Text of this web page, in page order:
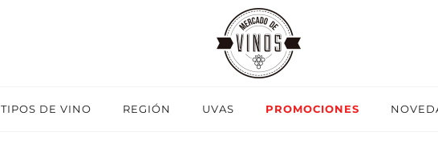
TIPOS DE VINO REGIÓN UVAS PROMOCIONES